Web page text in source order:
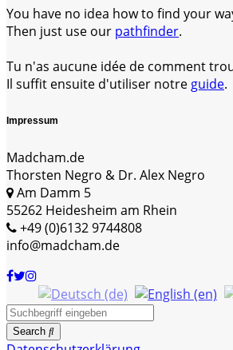
You have no idea how to find your
Then just use our pathfinder.
Tu n'as aucune idée de comment
Il suffit ensuite d'utiliser notre guide.
Impressum
Madcham.de
Thorsten Negro & Dr. Alex Negro
Am Damm 5
55262 Heidesheim am Rhein
+49 (0)6132 9744808
info@madcham.de
Search